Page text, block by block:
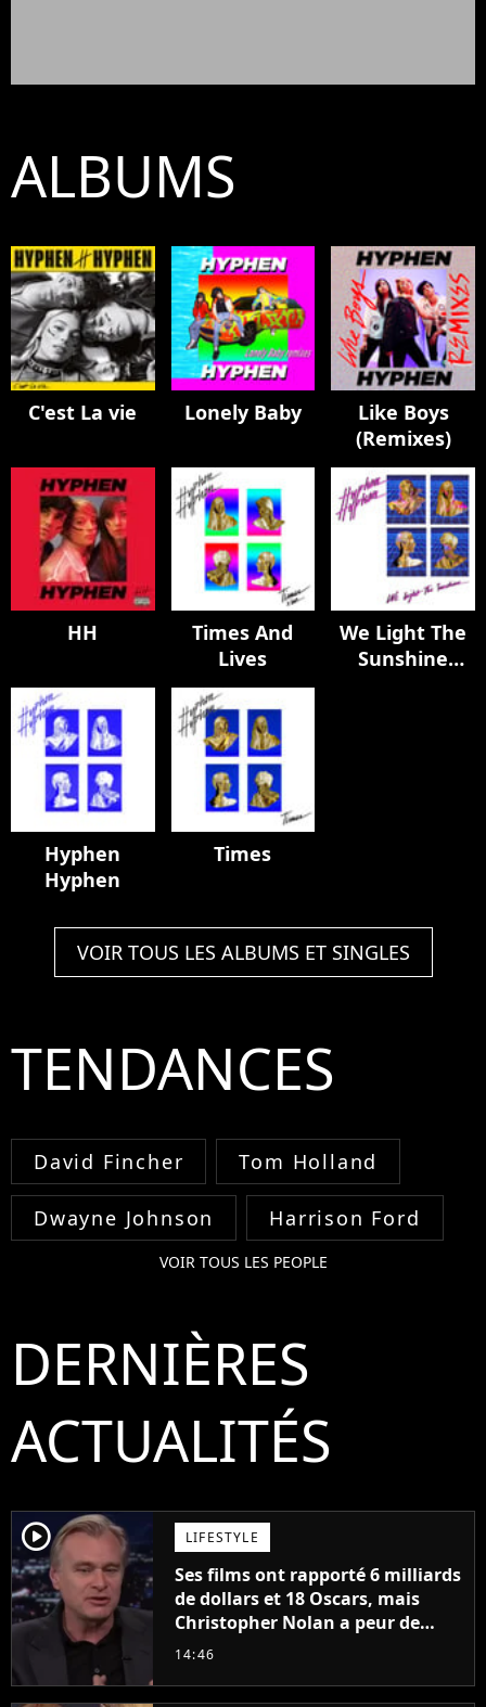
ALBUMS
C'est La vie Lonely Baby
Like Boys
(Remixes)
HH
Times And
Lives
We Light The
Sunshine
Hyphen
Hyphen
Times
VOIR TOUS LES ALBUMS ET SINGLES
TENDANCES
David Fincher Tom Holland
Dwayne Johnson Harrison Ford
VOIR TOUS LES PEOPLE
DERNIÈRES
ACTUALITÉS
player2 LIFESTYLE
Ses films ont rapporté 6 milliards
de dollars et 18 Oscars, mais
Christopher Nolan a peur de
tourner un genre de films très
14:46